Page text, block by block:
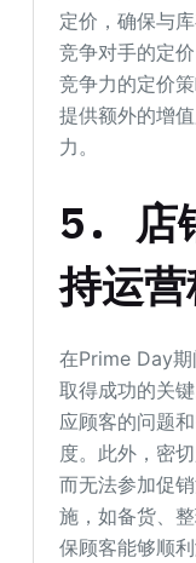
定价，确保与
竞争对手的定
竞争力的定价
提供额外的增
力。
5. 店
持运
在Prime Day
取得成功的关
应顾客的问题
度。此外，密
而无法参加促
施，如备货、
保顾客能够顺